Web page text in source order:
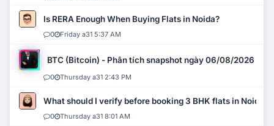
Is RERA Enough When Buying Flats in Noida?
0 Friday a31 5:37 AM
BTC (Bitcoin) - Phân tích snapshot ngày 06/08/2026
0 Thursday a31 2:43 PM
What should I verify before booking 3 BHK flats in Noida?
0 Thursday a31 8:01 AM